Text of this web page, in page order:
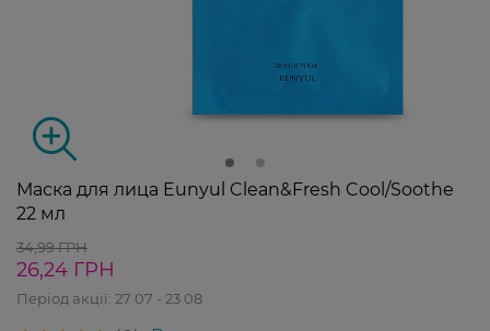
Маска для лица Eunyul Clean&Fresh Cool/Soothe
22 мл
34,99 ГРН
26,24 ГРН
Період акції: 27 07 - 23 08